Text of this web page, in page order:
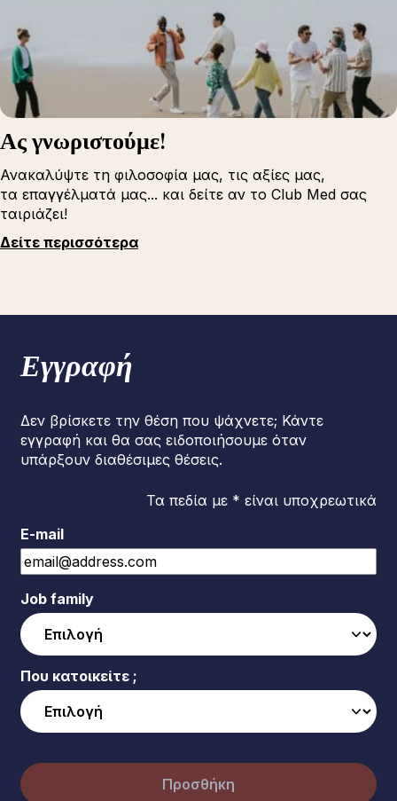
Ας γνωριστούμε!
Ανακαλύψτε τη φιλοσοφία μας, τις αξίες μας,
τα επαγγέλματά μας... και δείτε αν το Club Med σας
ταιριάζει!
Δείτε περισσότερα
Εγγραφή
Δεν βρίσκετε την θέση που ψάχνετε; Κάντε
εγγραφή και θα σας ειδοποιήσουμε όταν
υπάρξουν διαθέσιμες θέσεις.
Τα πεδία με * είναι υποχρεωτικά
E-mail
Job family
Που κατοικείτε ;
Προσθήκη